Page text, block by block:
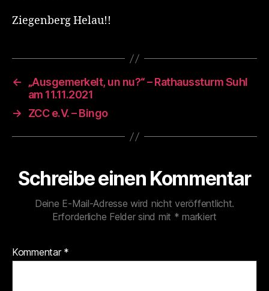
Ziegenberg Helau!!
←
„Ausgemerkelt, un nu?“ – Rathaussturm Suhl
am 11.11.2021
→
ZCC e.V. – Bingo
Schreibe einen Kommentar
Deine E-Mail-Adresse wird nicht veröffentlicht.
Erforderliche Felder sind mit * markiert
Kommentar *